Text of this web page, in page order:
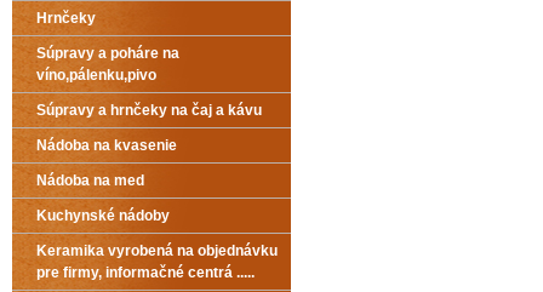
Hrnčeky
Súpravy a poháre na
víno,pálenku,pivo
Súpravy a hrnčeky na čaj a kávu
Nádoba na kvasenie
Nádoba na med
Kuchynské nádoby
Keramika vyrobená na objednávku
pre firmy, informačné centrá .....